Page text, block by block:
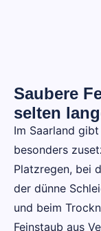
Saubere
selten
Im Saarland
besonders
Platzregen, bei
der dünne
und beim
Feinstaub aus